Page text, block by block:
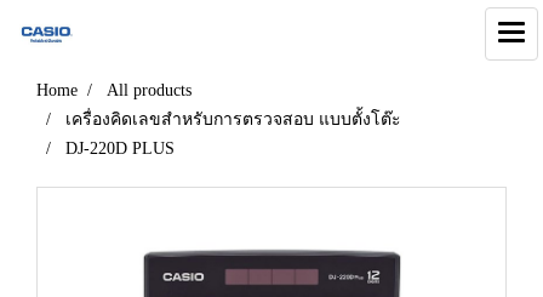
Home
All products
เครื่องคิดเลขสำหรับการตรวจสอบ แบบตั้งโต๊ะ
DJ-220D PLUS